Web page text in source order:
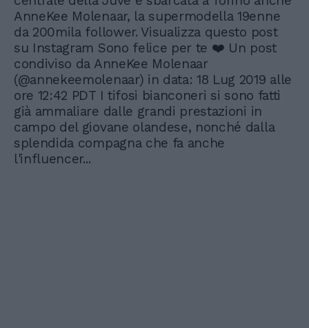
AnneKee Molenaar, la supermodella 19enne
da 200mila follower. Visualizza questo post
su Instagram Sono felice per te ❤️ Un post
condiviso da AnneKee Molenaar
(@annekeemolenaar) in data: 18 Lug 2019 alle
ore 12:42 PDT I tifosi bianconeri si sono fatti
già ammaliare dalle grandi prestazioni in
campo del giovane olandese, nonché dalla
splendida compagna che fa anche
l'influencer...